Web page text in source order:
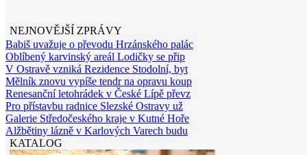
NEJNOVĚJŠÍ ZPRÁVY
Babiš uvažuje o převodu Hrzánského palác
Oblíbený karvinský areál Lodičky se přip
V Ostravě vzniká Rezidence Stodolní, byt
Mělník znovu vypíše tendr na opravu koup
Renesanční letohrádek v České Lípě převz
Pro přístavbu radnice Slezské Ostravy už
Galerie Středočeského kraje v Kutné Hoře
Alžbětiny lázně v Karlových Varech budu
KATALOG